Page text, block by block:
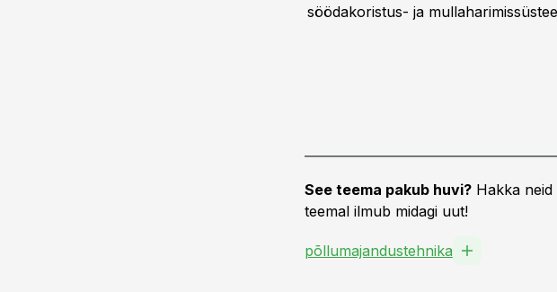
söödakoristus- ja
See teema pakub huvi? Hakka
teemal ilmub midagi uut!
põllumajandustehnika